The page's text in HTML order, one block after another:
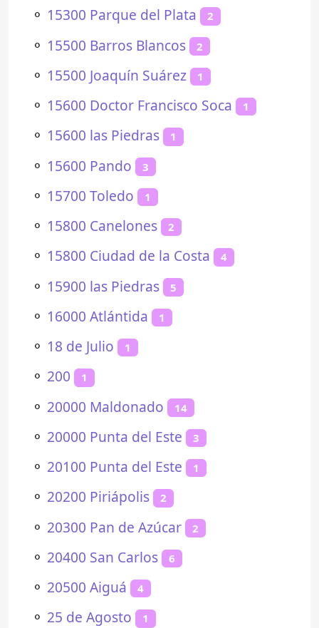
⚬ 15300 Parque del Plata 2
⚬ 15500 Barros Blancos 2
⚬ 15500 Joaquín Suárez 1
⚬ 15600 Doctor Francisco Soca 1
⚬ 15600 las Piedras 1
⚬ 15600 Pando 3
⚬ 15700 Toledo 1
⚬ 15800 Canelones 2
⚬ 15800 Ciudad de la Costa 4
⚬ 15900 las Piedras 5
⚬ 16000 Atlántida 1
⚬ 18 de Julio 1
⚬ 200 1
⚬ 20000 Maldonado 14
⚬ 20000 Punta del Este 3
⚬ 20100 Punta del Este 1
⚬ 20200 Piriápolis 2
⚬ 20300 Pan de Azúcar 2
⚬ 20400 San Carlos 6
⚬ 20500 Aiguá 4
⚬ 25 de Agosto 1